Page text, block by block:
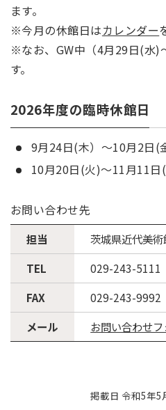
ます。
※今月の休館日はカレンダー
※なお、GW中（4月29日(水)
す。
2026年度の臨時休館日
9月24日(木）～10月2日(
10月20日(火)～11月11日
お問い合わせ先
担当
茨城県近代美
TEL
029-243-5111
FAX
029-243-9992
メール
お問い合わせ
掲載日 令和5年5